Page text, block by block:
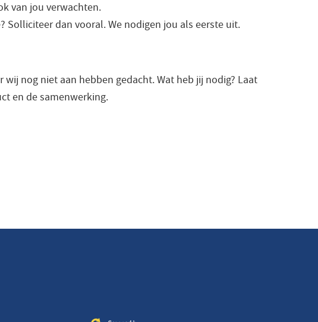
van jou verwachten.
Solliciteer dan vooral. We nodigen jou als eerste uit.
nog niet aan hebben gedacht. Wat heb jij nodig? Laat
en de samenwerking.